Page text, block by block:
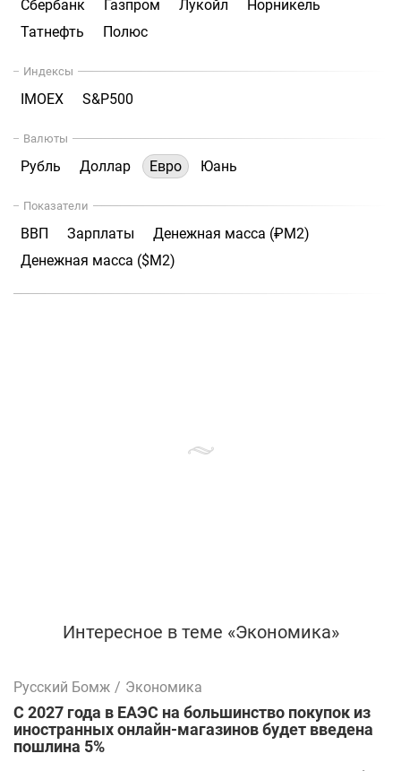
Сбербанк Газпром Лукойл
Норникель
Татнефть
Полюс
Индексы
IMOEX S&P500
Валюты
Рубль Доллар Евро Юань
Показатели
ВВП Зарплаты
Денежная масса (₽М2)
Денежная масса ($М2)
Интересное в теме «Экономика»
Русский Бомж / Экономика
С 2027 года в ЕАЭС на большинство покупок из
иностранных онлайн-магазинов будет введена
пошлина 5%